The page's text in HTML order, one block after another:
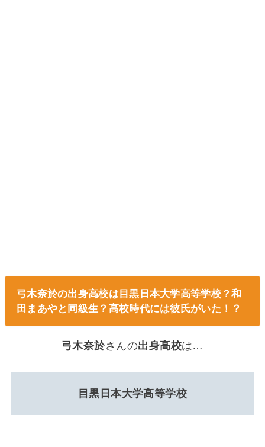
弓木奈於の出身高校は目黒日本大学高等学校？和
田まあやと同級生？高校時代には彼氏がいた！？
弓木奈於さんの出身高校は…
目黒日本大学高等学校